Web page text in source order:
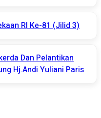
RI Ke-81 (Jilid 3)
Dan Pelantikan
Hj.Andi Yuliani Paris